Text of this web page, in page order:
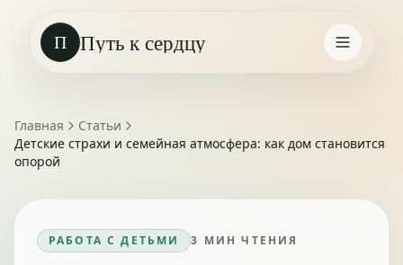
П Путь к сердцу
Главная
Статьи
Детские страхи и семейная атмосфера: как дом становится
опорой
РАБОТА С ДЕТЬМИ 3 МИН ЧТЕНИЯ